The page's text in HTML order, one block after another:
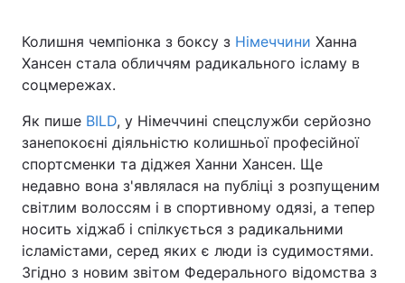
Колишня чемпіонка з боксу з Німеччини Ханна
Хансен стала обличчям радикального ісламу в
соцмережах.
Як пише BILD, у Німеччині спецслужби серйозно
занепокоєні діяльністю колишньої професійної
спортсменки та діджея Ханни Хансен. Ще
недавно вона з'являлася на публіці з розпущеним
світлим волоссям і в спортивному одязі, а тепер
носить хіджаб і спілкується з радикальними
ісламістами, серед яких є люди із судимостями.
Згідно з новим звітом Федерального відомства з